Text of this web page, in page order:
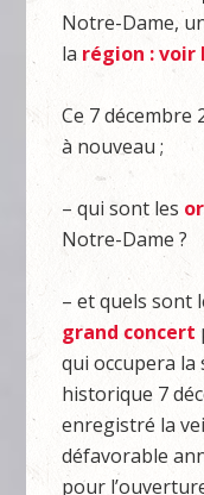
Notre-Dame,
larégion : voir
Ce 7 décembre
à nouveau ;
– qui sont les
Notre-Dame ?
– et quels sont
grand concert
qui occupera la
historique 7
enregistré la
défavorable
pour